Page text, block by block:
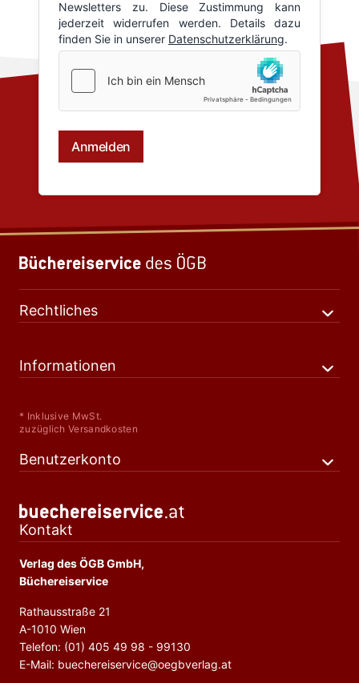
Rechtliches
Informationen
* Inklusive MwSt.
zuzüglich Versandkosten
Benutzerkonto
Kontakt
Verlag des ÖGB GmbH,
Büchereiservice
Rathausstraße 21
A-1010 Wien
Telefon: (01) 405 49 98 - 99130
E-Mail: buechereiservice@oegbverlag.at